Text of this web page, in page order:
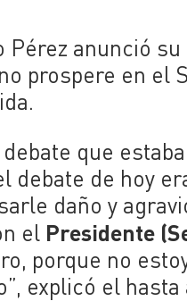
anunció
prospere en el
que
debate de hoy
daño y
el Presidente
porque no
explicó el